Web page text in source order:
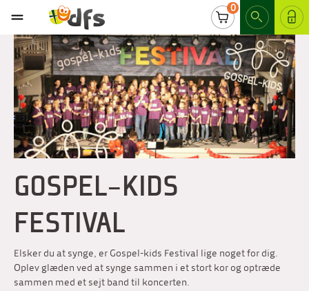
0
LOG IND
GOSPEL-KIDS
FESTIVAL
Elsker du at synge, er Gospel-kids Festival lige noget for dig.
Oplev glæden ved at synge sammen i et stort kor og optræde
sammen med et sejt band til koncerten.